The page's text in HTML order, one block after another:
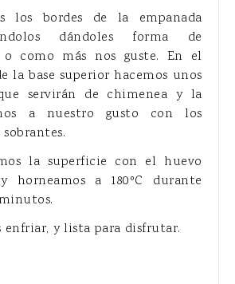
los bordes de la empanada
dándoles forma de
o como más nos guste. En el
la base superior hacemos unos
servirán de chimenea y la
a nuestro gusto con los
la superficie con el huevo
horneamos a 180ºC durante
enfriar, y lista para disfrutar.